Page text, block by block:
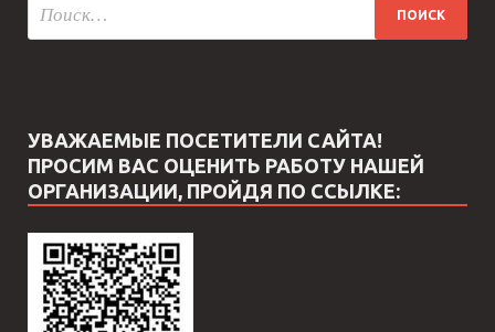
УВАЖАЕМЫЕ ПОСЕТИТЕЛИ САЙТА!
ПРОСИМ ВАС ОЦЕНИТЬ РАБОТУ НАШЕЙ
ОРГАНИЗАЦИИ, ПРОЙДЯ ПО ССЫЛКЕ: